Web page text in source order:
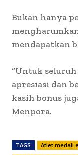
Bukan hanya
mendapatkan
“Untuk
apresiasi dan
kasih bonus
Menpora.
TAGS Atlet medali